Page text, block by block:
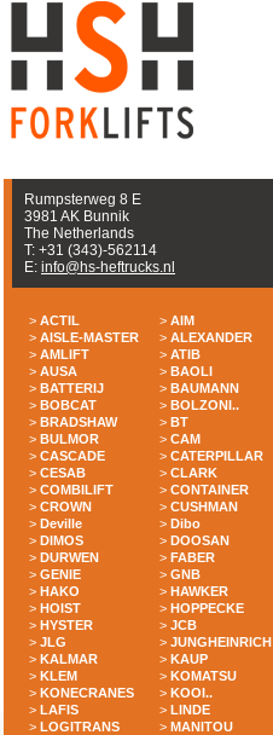
Rumpsterweg 8 E
3981 AK Bunnik
The Netherlands
T: +31 (343)-562114
E: info@hs-heftrucks.nl
> ACTIL > AIM
> AISLE-MASTER > ALEXANDER
> AMLIFT > ATIB
> AUSA > BAOLI
> BATTERIJ > BAUMANN
> BOBCAT > BOLZONI..
> BRADSHAW > BT
> BULMOR > CAM
> CASCADE > CATERPILLAR
> CESAB > CLARK
> COMBILIFT > CONTAINER
> CROWN > CUSHMAN
> Deville > Dibo
> DIMOS > DOOSAN
> DURWEN > FABER
> GENIE > GNB
> HAKO > HAWKER
> HOIST > HOPPECKE
> HYSTER > JCB
> JLG > JUNGHEINRICH
> KALMAR > KAUP
> KLEM > KOMATSU
> KONECRANES > KOOI..
> LAFIS > LINDE
> LOGITRANS > MANITOU